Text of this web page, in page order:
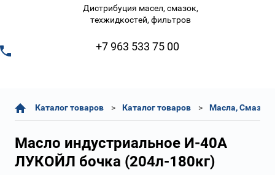
Дистрибуция масел, смазок,
техжидкостей, фильтров
+7 963 533 75 00
Каталог товаров Каталог товаров Масла,
Масло индустриальное И-40А
ЛУКОЙЛ бочка (204л-180кг)